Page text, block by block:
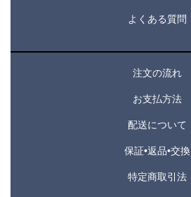
よくある質問
注文の流れ
お支払方法
配送について
保証•返品•交換
特定商取引法